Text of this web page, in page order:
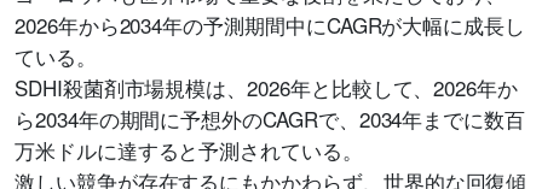
2026年から2034年の予測期間中にCAGRが大幅に成長し
ている。
SDHI殺菌剤市場規模は、2026年と比較して、2026年か
ら2034年の期間に予想外のCAGRで、2034年までに数百
万米ドルに達すると予測されている。
激しい競争が存在するにもかかわらず、世界的な回復傾